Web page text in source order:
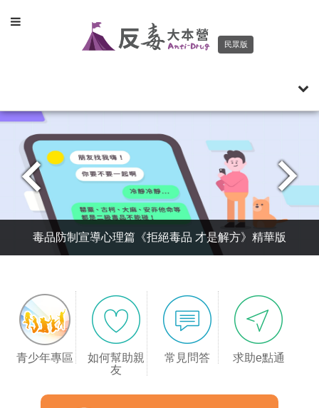
Toggle
民眾版
毒品防制宣導思辨篇《刑影不離》精華版
青少年專區
如何幫助親
友
常見問答 求助e點通